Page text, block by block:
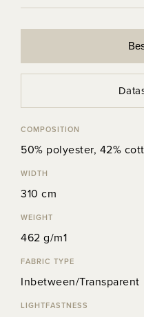
COMPOSITION
50% polyester, 42%
WIDTH
310 cm
WEIGHT
462 g/m1
FABRIC TYPE
Inbetween/Transparent
LIGHTFASTNESS